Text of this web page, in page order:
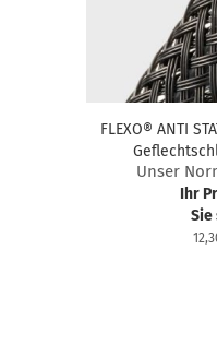
FLEXO® ANTI
Unser
Ihr
Sie